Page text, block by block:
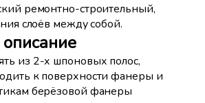
ремонтно-строительный,
слоёв между собой.
из 2-х шпоновых полос,
к поверхности фанеры и
берёзовой фанеры